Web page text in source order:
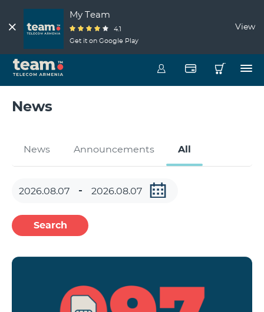
My Team
4.1
Get it on Google Play
View
News
News Announcements All
Search